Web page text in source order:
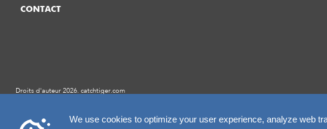
CONTACT
Droits d'auteur 2026. catchtiger.com
We use cookies to optimize your user experience, analyze web